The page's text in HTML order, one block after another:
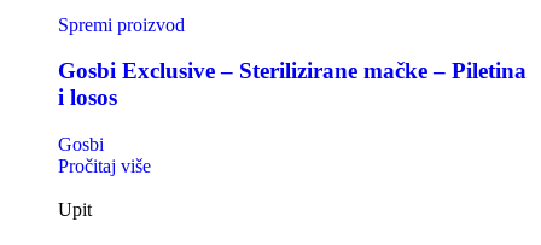
Spremi proizvod
Gosbi Exclusive – Sterilizirane mačke – Piletina
i losos
Gosbi
Pročitaj više
Upit